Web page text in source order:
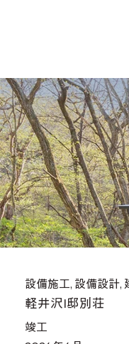
設備施工, 設備設計,
軽井沢I邸別荘
​竣工